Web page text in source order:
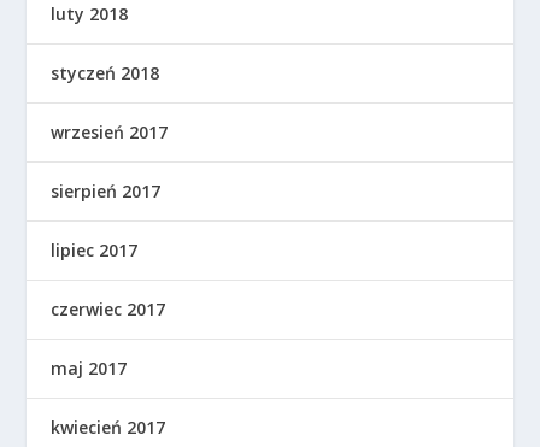
luty 2018
styczeń 2018
wrzesień 2017
sierpień 2017
lipiec 2017
czerwiec 2017
maj 2017
kwiecień 2017